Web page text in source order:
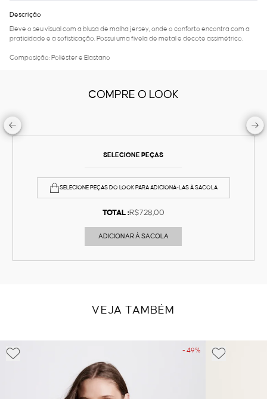
Descrição
Eleve o seu visual com a blusa de malha jersey, onde o conforto encontra com a
praticidade e a sofisticação. Possui uma fivela de metal e decote assimétrico.
Composição: Poliéster e Elastano
COMPRE O LOOK
SELECIONE PEÇAS
SELECIONE PEÇAS DO LOOK PARA ADICIONÁ-LAS À SACOLA
TOTAL :R$728,00
ADICIONAR À SACOLA
VEJA TAMBÉM
- 49%